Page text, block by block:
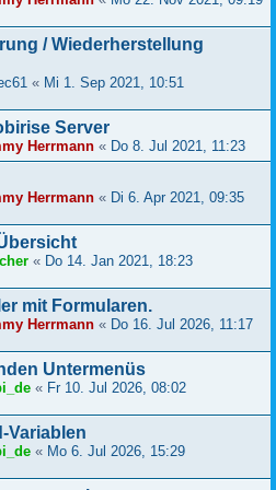
/ Wiederherstellung
« Mi 1. Sep 2021, 10:51
Server
Herrmann « Do 8. Jul 2021, 11:23
Herrmann « Di 6. Apr 2021, 09:35
« Do 14. Jan 2021, 18:23
mit Formularen.
Herrmann « Do 16. Jul 2026, 11:17
Untermenüs
« Fr 10. Jul 2026, 08:02
Variablen
« Mo 6. Jul 2026, 15:29